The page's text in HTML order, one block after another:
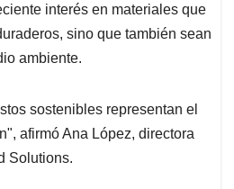
interés en materiales que
sino que también sean
ambiente.
sostenibles representan el
afirmó Ana López, directora
Solutions.